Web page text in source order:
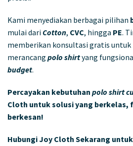
Kami menyediakan berbagai pilihan
mulai dari Cotton, CVC, hingga PE.
memberikan konsultasi gratis untuk
merancang polo shirtyang
budget.
Percayakan kebutuhan polo shirt
Cloth untuk solusi yang berkelas,
berkesan!
Hubungi Joy Cloth Sekarang